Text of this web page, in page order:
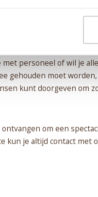
complete catering in
personeel of wil je
gehouden moet
kunt doorgeven om
om een
kun je altijd contact met